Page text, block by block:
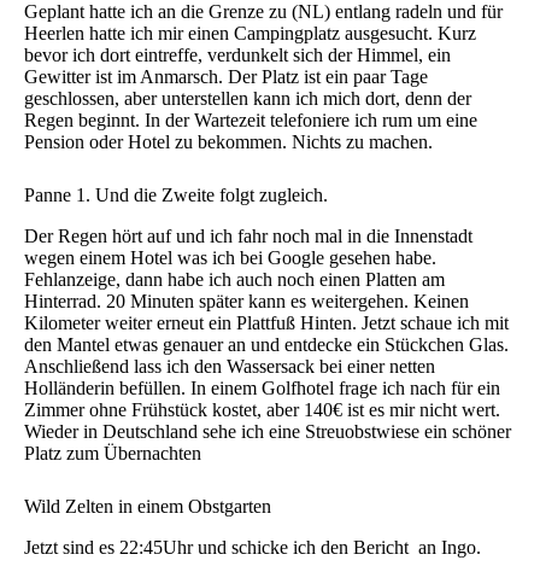
Geplant hatte ich an die Grenze zu (NL) entlang radeln und für
Heerlen hatte ich mir einen Campingplatz ausgesucht. Kurz
bevor ich dort eintreffe, verdunkelt sich der Himmel, ein
Gewitter ist im Anmarsch. Der Platz ist ein paar Tage
geschlossen, aber unterstellen kann ich mich dort, denn der
Regen beginnt. In der Wartezeit telefoniere ich rum um eine
Pension oder Hotel zu bekommen. Nichts zu machen.
Panne 1. Und die Zweite folgt zugleich.
Der Regen hört auf und ich fahr noch mal in die Innenstadt
wegen einem Hotel was ich bei Google gesehen habe.
Fehlanzeige, dann habe ich auch noch einen Platten am
Hinterrad. 20 Minuten später kann es weitergehen. Keinen
Kilometer weiter erneut ein Plattfuß Hinten. Jetzt schaue ich mit
den Mantel etwas genauer an und entdecke ein Stückchen Glas.
Anschließend lass ich den Wassersack bei einer netten
Holländerin befüllen. In einem Golfhotel frage ich nach für ein
Zimmer ohne Frühstück kostet, aber 140€ ist es mir nicht wert.
Wieder in Deutschland sehe ich eine Streuobstwiese ein schöner
Platz zum Übernachten
Wild Zelten in einem Obstgarten
Jetzt sind es 22:45Uhr und schicke ich den Bericht an Ingo.